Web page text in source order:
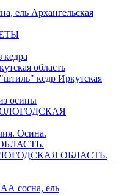
ель Архангельская
кедра
область
кедр Иркутская
осины
Осина.
ОБЛАСТЬ.
АА сосна, ель